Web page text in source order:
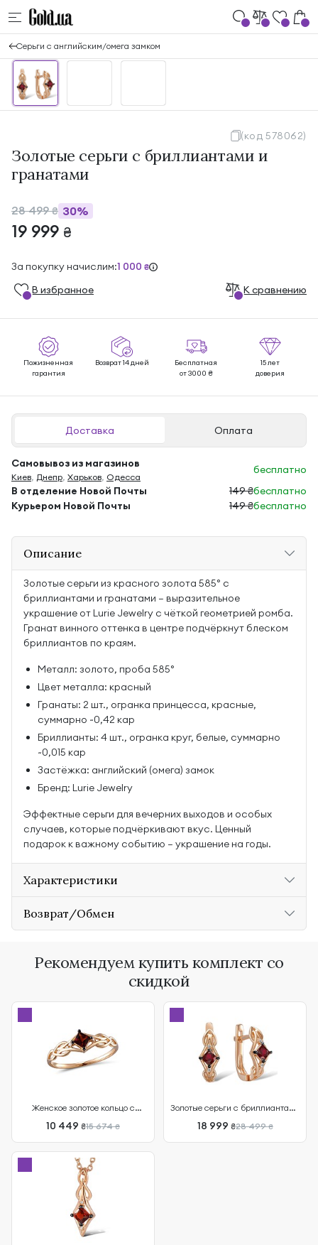
Серьги с английским/омега замком
(код 578062)
Золотые серьги с бриллиантами и
гранатами
28 499₴ 30%
19 999 ₴
За покупку начислим:1 000 ₴
В избранноe К сравнению
Пожизненная
гарантия
Возврат 14 дней
Бесплатная
от 3000 ₴
15 лет
доверия
Доставка Оплата
Самовывоз из магазинов
Киев, Днепр, Харьков, Одесса
бесплатно
В отделение Новой Почты
149 ₴бесплатно
Курьером Новой Почты
149 ₴бесплатно
Описание
Золотые серьги из красного золота 585° с
бриллиантами и гранатами — выразительное
украшение от Lurie Jewelry с чёткой геометрией ромба.
Гранат винного оттенка в центре подчёркнут блеском
бриллиантов по краям.
Металл: золото, проба 585°
Цвет металла: красный
Гранаты: 2 шт., огранка принцесса, красные,
суммарно ~0,42 кар
Бриллианты: 4 шт., огранка круг, белые, суммарно
~0,015 кар
Застёжка: английский (омега) замок
Бренд: Lurie Jewelry
Эффектные серьги для вечерних выходов и особых
случаев, которые подчёркивают вкус. Ценный
подарок к важному событию — украшение на годы.
Характеристики
Возврат/Обмен
Рекомендуем купить комплект со
скидкой
Женское золотое кольцо с
гранатом и бриллиантами
10 449 ₴15 674₴
Золотые серьги с бриллиантами
и гранатами
18 999 ₴28 499₴